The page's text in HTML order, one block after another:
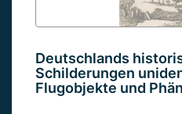
Deutschlands
Schilderungen
Flugobjekte und